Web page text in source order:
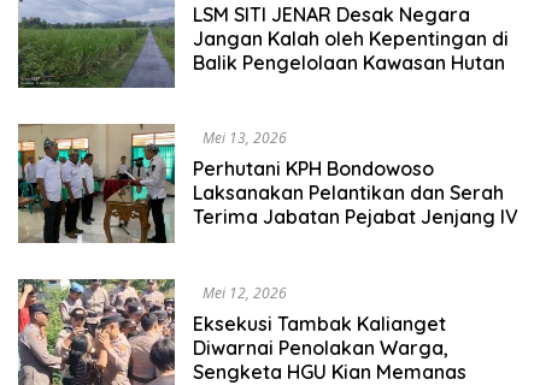
LSM SITI JENAR Desak Negara
Jangan Kalah oleh Kepentingan di
Balik Pengelolaan Kawasan Hutan
Mei 13, 2026
Perhutani KPH Bondowoso
Laksanakan Pelantikan dan Serah
Terima Jabatan Pejabat Jenjang IV
Mei 12, 2026
Eksekusi Tambak Kalianget
Diwarnai Penolakan Warga,
Sengketa HGU Kian Memanas